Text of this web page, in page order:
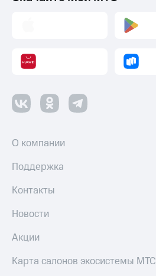
О компании
Поддержка
Контакты
Новости
Акции
Карта салонов экосистемы МТС